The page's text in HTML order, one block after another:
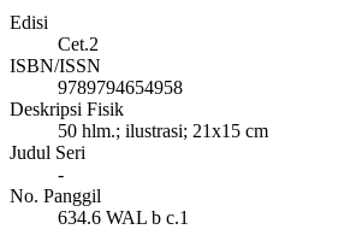
Edisi
Cet.2
ISBN/ISSN
9789794654958
Deskripsi Fisik
50 hlm.; ilustrasi; 21x15 cm
Judul Seri
-
No. Panggil
634.6 WAL b c.1